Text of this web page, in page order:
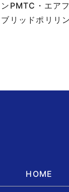
PMTC・エア
リッドポリリ
HOME